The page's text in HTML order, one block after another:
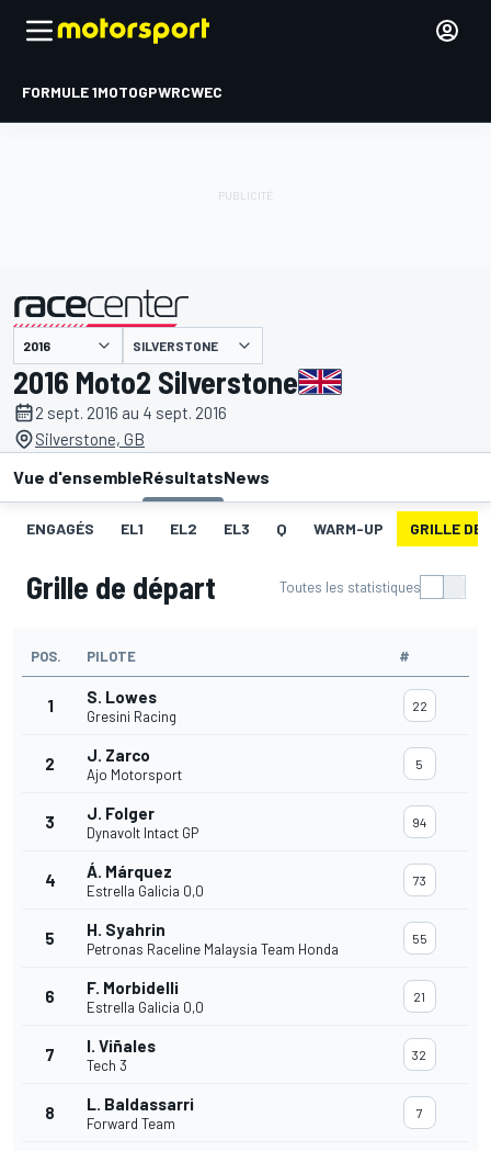
FORMULE 1MOTOGPWRCWEC
présenté par SILVERSTONE
2016 Moto2 Silverstone
2 sept. 2016 au 4 sept. 2016
Silverstone, GB
Vue d'ensembleRésultatsNews
ENGAGÉS EL1 EL2 EL3 Q WARM-UP GRILLE DE
Grille de départ Toutes les statistiques
POS. PILOTE #
1 S. Lowes
Gresini Racing
22
2 J. Zarco
Ajo Motorsport
5
3 J. Folger
Dynavolt Intact GP
94
4 Á. Márquez
Estrella Galicia 0,0
73
5 H. Syahrin
Petronas Raceline Malaysia Team Honda
55
6 F. Morbidelli
Estrella Galicia 0,0
21
7 I. Viñales
Tech 3
32
8 L. Baldassarri
Forward Team
7